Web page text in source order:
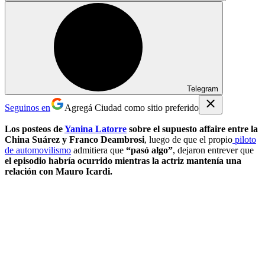
Telegram
Seguinos en Agregá Ciudad como sitio preferido
Los posteos deYanina Latorre sobre el supuesto affaire entre la
China Suárez y Franco Deambrosi, luego de que el propio piloto
de automovilismo admitiera que “pasó algo”, dejaron entrever que
el episodio habría ocurrido mientras la actriz mantenía una
relación con Mauro Icardi.